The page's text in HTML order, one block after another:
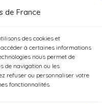
de France
des cookies et
à certaines informations
nous permet de
de navigation ou les
refuser ou personnaliser votre
fonctionnalités.